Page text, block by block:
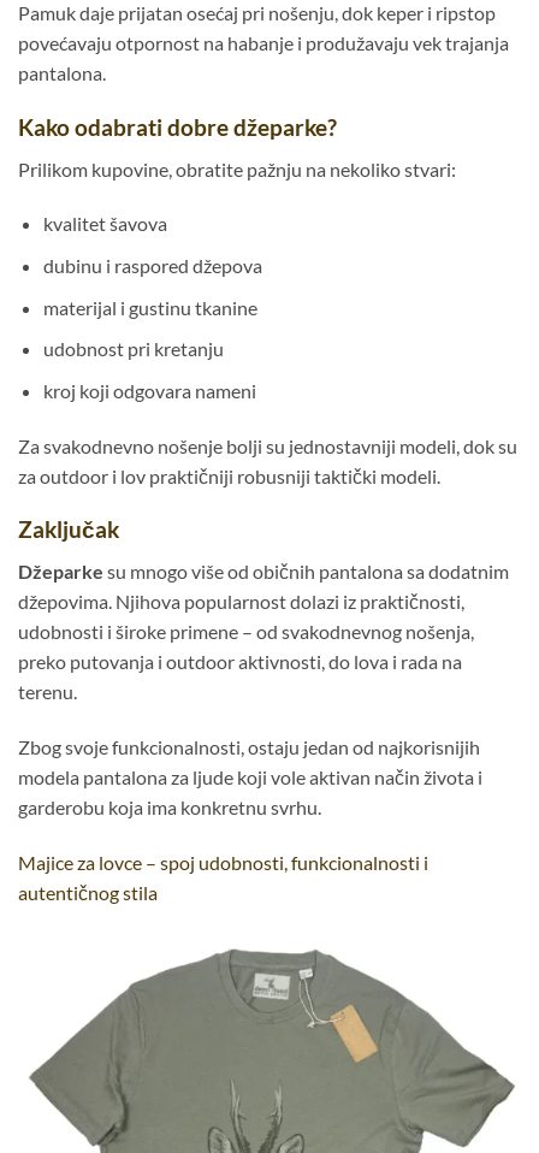
Pamuk daje prijatan osećaj pri nošenju, dok keper i ripstop
povećavaju otpornost na habanje i produžavaju vek trajanja
pantalona.
Kako odabrati dobre džeparke?
Prilikom kupovine, obratite pažnju na nekoliko stvari:
kvalitet šavova
dubinu i raspored džepova
materijal i gustinu tkanine
udobnost pri kretanju
kroj koji odgovara nameni
Za svakodnevno nošenje bolji su jednostavniji modeli, dok su
za outdoor i lov praktičniji robusniji taktički modeli.
Zaključak
Džeparke su mnogo više od običnih pantalona sa dodatnim
džepovima. Njihova popularnost dolazi iz praktičnosti,
udobnosti i široke primene – od svakodnevnog nošenja,
preko putovanja i outdoor aktivnosti, do lova i rada na
terenu.
Zbog svoje funkcionalnosti, ostaju jedan od najkorisnijih
modela pantalona za ljude koji vole aktivan način života i
garderobu koja ima konkretnu svrhu.
Majice za lovce – spoj udobnosti, funkcionalnosti i
autentičnog stila